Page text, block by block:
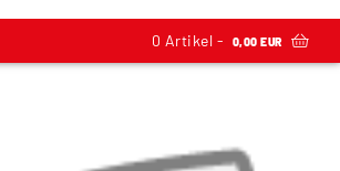
0 Artikel - 0,00 EUR